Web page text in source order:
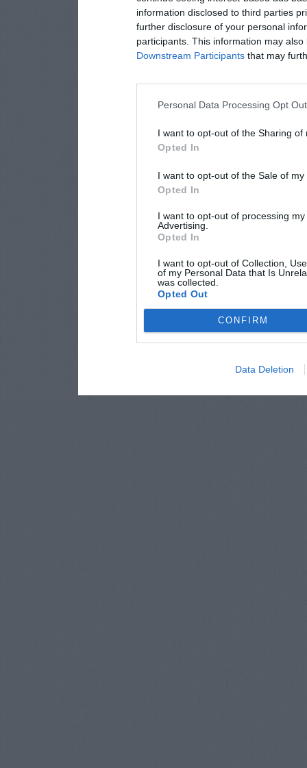
information disclosed to third parties
further disclosure of your personal
participants. This information may
Downstream Participants that may
Personal Data Processing Opt
I want to opt-out of the Sharing of
Opted In
I want to opt-out of the Sale of
Opted In
I want to opt-out of processing
Advertising.
Opted In
I want to opt-out of Collection,
of my Personal Data that Is
was collected.
Opted Out
CONFIRM
Data Deletion